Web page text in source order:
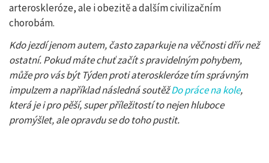
arteroskleróze, ale i obezitě a dalším civilizačním
chorobám.
Kdo jezdí jenom autem, často zaparkuje na věčnosti dřív než
ostatní. Pokud máte chuť začít s pravidelným pohybem,
může pro vás být Týden proti ateroskleróze tím správným
impulzem a například následná soutěžDo práce na kole,
která je i pro pěší, super příležitostí to nejen hluboce
promýšlet, ale opravdu se do toho pustit.